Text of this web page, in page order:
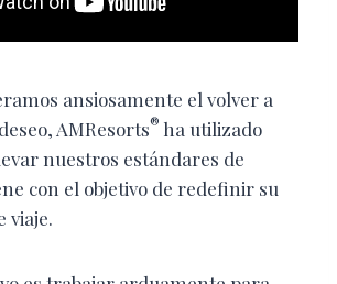
ansiosamente el volver a
AMResorts® ha utilizado
nuestros estándares de
con el objetivo de redefinir su
viaje.